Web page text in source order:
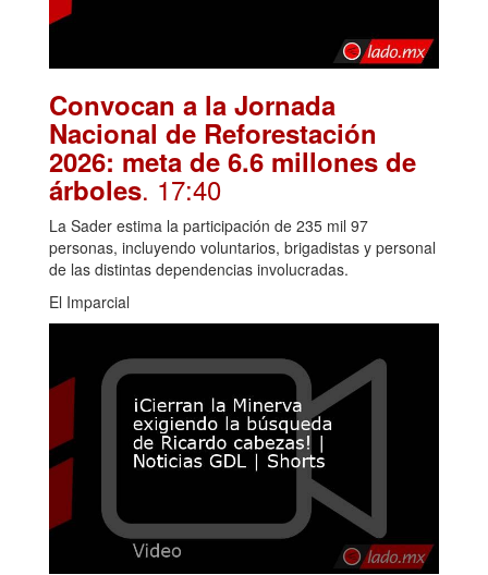
Convocan a la Jornada
Nacional de Reforestación
2026: meta de 6.6 millones de
árboles. 17:40
La Sader estima la participación de 235 mil 97
personas, incluyendo voluntarios, brigadistas y personal
de las distintas dependencias involucradas.
El Imparcial